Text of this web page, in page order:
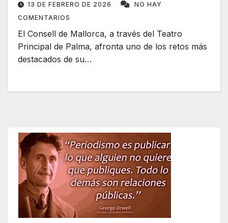
13 DE FEBRERO DE 2026
NO HAY
COMENTARIOS
El Consell de Mallorca, a través del Teatro
Principal de Palma, afronta uno de los retos más
destacados de su…